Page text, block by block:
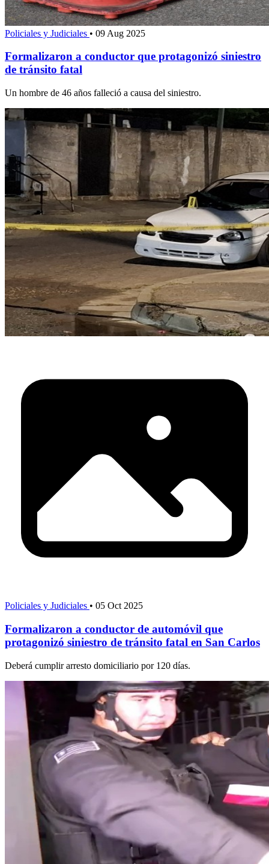
Policiales y Judiciales • 09 Aug 2025
Formalizaron a conductor que protagonizó siniestro
de tránsito fatal
Un hombre de 46 años falleció a causa del siniestro.
Policiales y Judiciales • 05 Oct 2025
Formalizaron a conductor de automóvil que
protagonizó siniestro de tránsito fatal en San Carlos
Deberá cumplir arresto domiciliario por 120 días.